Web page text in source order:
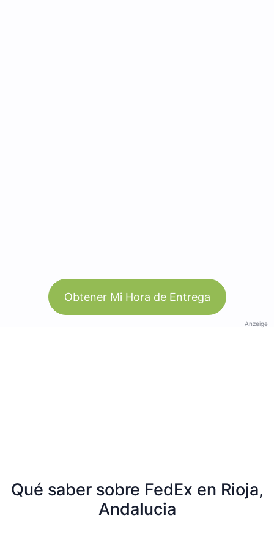
Obtener Mi Hora de Entrega
Anzeige
Qué saber sobre FedEx en Rioja,
Andalucia